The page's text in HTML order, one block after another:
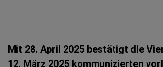
Mit 28. April 2025 bestätigt die
12. März 2025 kommuni­zierten